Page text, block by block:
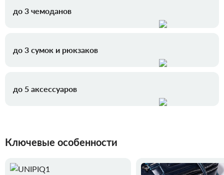
до 3 чемоданов
до 3 сумок и рюкзаков
до 5 аксессуаров
Ключевые особенности